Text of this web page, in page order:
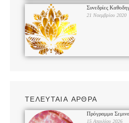
Συνεδρίες
21 Νοεμβρίου 2020
ΤΕΛΕΥΤΑΙΑ ΑΡΘΡΑ
Πρόγραμμα
15 Απριλίου 2026